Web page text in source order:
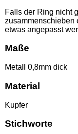
Falls der Ring nicht
zusammenschieben
etwas angepasst
Maße
Metall 0,8mm dick
Material
Kupfer
Stichworte